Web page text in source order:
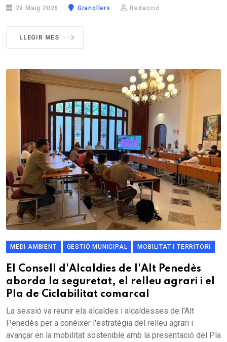
29 Maig 2026 Granollers Redacció
LLEGIR MÉS
MEDI AMBIENT GESTIÓ MUNICIPAL MOBILITAT I TERRITORI
El Consell d'Alcaldies de l'Alt Penedès
aborda la seguretat, el relleu agrari i el
Pla de Ciclabilitat comarcal
La sessió va reunir els alcaldes i alcaldesses de l'Alt
Penedès per a conèixer l'estratègia del relleu agrari i
avançar en la mobilitat sostenible amb la presentació del Pla